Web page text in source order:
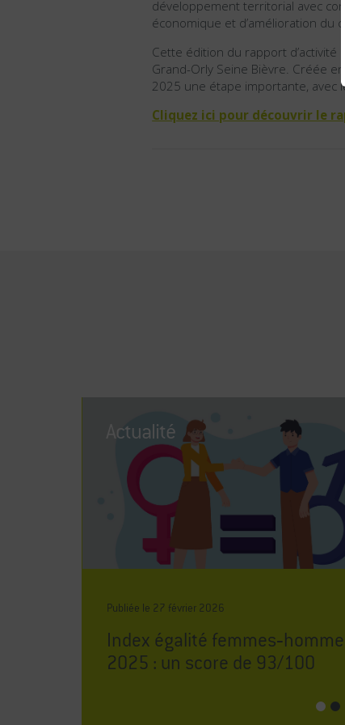
développement territorial avec
économique et d’amélioration du
Cette édition du rapport d’activité
Grand-Orly Seine Bièvre. Créée
2025 une étape importante,
Cliquez ici pour découvrir le
Actualité
Publiée le 27 février 2026
Index égalité
2025 : un score de 93/100